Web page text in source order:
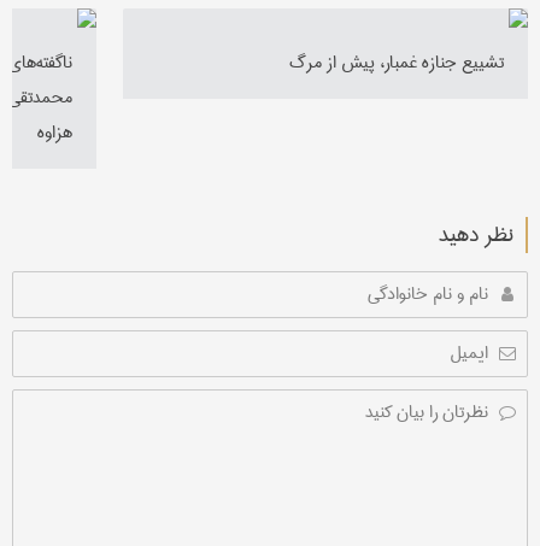
تشییع جنازه غمبار، پیش از مرگ
هزاوه
نظر دهید